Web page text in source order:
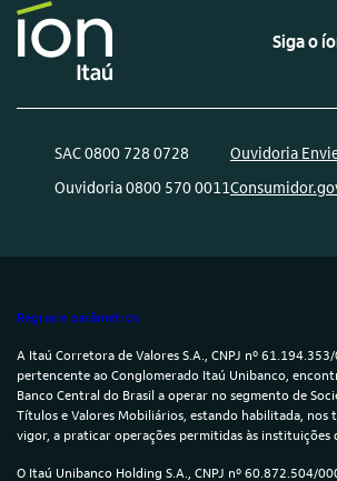
Siga o
SAC 0800 728 0728
Ouvidoria 0800 570 0011
Ouvidoria
Regras e parâmetros
A Itaú Corretora de Valores S.A., CNPJ nº
pertencente ao Conglomerado Itaú Unibanco,
Banco Central do Brasil a operar no segmento de
Títulos e Valores Mobiliários, estando habilitada, nos
vigor, a praticar operações permitidas às instituições
O Itaú Unibanco Holding S.A., CNPJ nº 60.872.504/